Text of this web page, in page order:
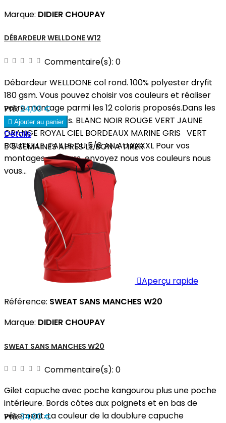
Marque: DIDIER CHOUPAY
DÉBARDEUR WELLDONE W12
Commentaire(s): 0
Débardeur WELLDONE col rond. 100% polyester dryfit
180 gsm. Vous pouvez choisir vos couleurs et réaliser
votre montage parmi les 12 coloris proposés.Dans les
zones proposées. BLANC NOIR ROUGE VERT JAUNE
ORANGE ROYAL CIEL BORDEAUX MARINE GRIS VERT
BOUTEILLE. TAILLE DU 5/6 AN AU XXXXL Pour vos
montages couleurs envoyez nous vos couleurs nous
vous...
Prix24,00 €
 Ajouter au panier
Détails
5 SEMAINES APRES LE BON A TIRER
Aperçu rapide
Référence: SWEAT SANS MANCHES W20
Marque: DIDIER CHOUPAY
SWEAT SANS MANCHES W20
Commentaire(s): 0
Gilet capuche avec poche kangourou plus une poche
intérieure. Bords côtes aux poignets et en bas de
vêtement. La couleur de la doublure capuche
Prix34,00 €